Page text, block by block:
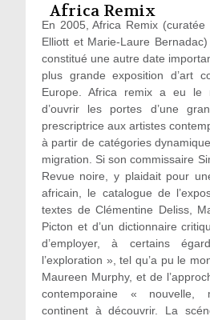
Africa Remix
En 2005, Africa Remix
Elliott et Marie-Laure
constitué une autre date
plus grande exposition d’art
Europe. Africa remix a eu le
d’ouvrir les portes d’une
prescriptrice aux artistes
à partir de catégories
migration. Si son commissaire
Revue noire, y plaidait pour
africain, le catalogue de
textes de Clémentine Deliss,
Picton et d’un dictionnaire
d’employer, à certains
l’exploration », tel qu’a pu le
Maureen Murphy, et de
contemporaine « nouvelle,
continent à découvrir. La